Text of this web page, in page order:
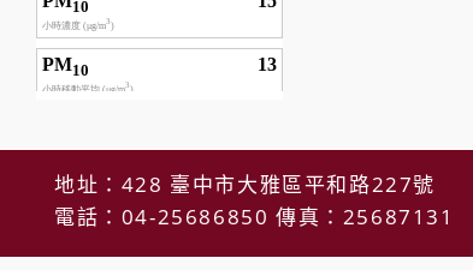
地址：428 臺中市大雅區平和路227號
電話：04-25686850 傳真：25687131